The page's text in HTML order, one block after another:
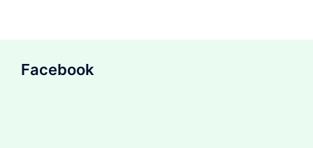
Facebook